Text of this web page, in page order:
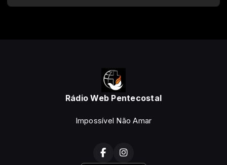
Rádio Web Pentecostal
Impossível Não Amar